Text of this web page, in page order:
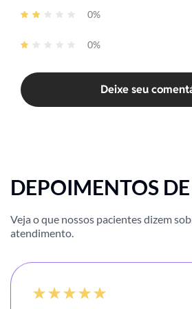
0%
0%
Deixe seu
DEPOIMENTOS
Veja o que nossos pacientes dizem
atendimento.